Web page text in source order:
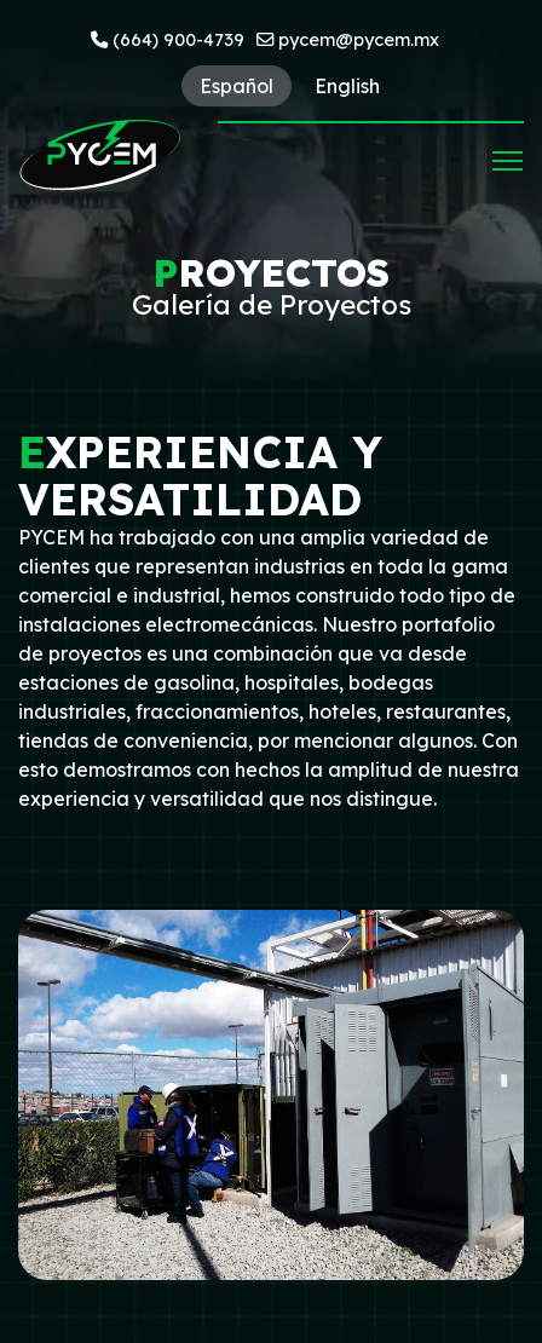
(664) 900-4739 pycem@pycem.mx
Español English
PROYECTOS
Galería de Proyectos
EXPERIENCIA Y
VERSATILIDAD
PYCEM ha trabajado con una amplia variedad de
clientes que representan industrias en toda la gama
comercial e industrial, hemos construido todo tipo de
instalaciones electromecánicas. Nuestro portafolio
de proyectos es una combinación que va desde
estaciones de gasolina, hospitales, bodegas
industriales, fraccionamientos, hoteles, restaurantes,
tiendas de conveniencia, por mencionar algunos. Con
esto demostramos con hechos la amplitud de nuestra
experiencia y versatilidad que nos distingue.